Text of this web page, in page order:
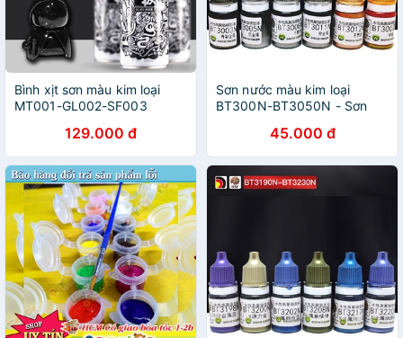
Bình xịt sơn màu kim loại
MT001-GL002-SF003
129.000 đ
Sơn nước màu kim loại
BT300N-BT3050N - Sơn
45.000 đ